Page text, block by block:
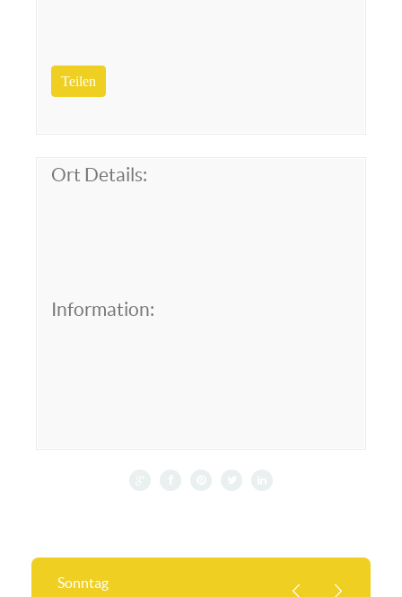
Teilen
Ort Details:
Information:
Sonntag